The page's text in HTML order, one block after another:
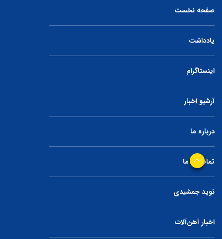
صفحه نخست
یادداشت
اینستاگرام
آرشیو اخبار
درباره ما
تماس با ما
نوید جمشیدی
اخبار آهن‌آلات